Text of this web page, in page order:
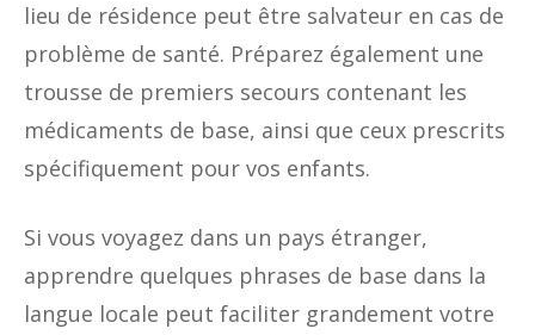
lieu de résidence peut être salvateur en cas de
problème de santé. Préparez également une
trousse de premiers secours contenant les
médicaments de base, ainsi que ceux prescrits
spécifiquement pour vos enfants.
Si vous voyagez dans un pays étranger,
apprendre quelques phrases de base dans la
langue locale peut faciliter grandement votre